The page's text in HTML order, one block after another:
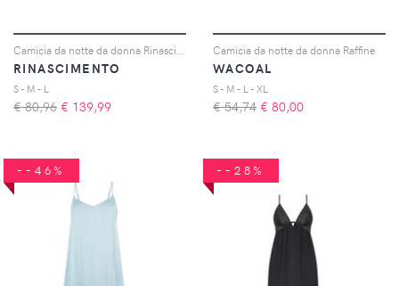
Camicia da notte da donna Rinascimento
RINASCIMENTO
S - M - L
€ 80,96 € 139,99
Camicia da notte da donna Raffine
WACOAL
S - M - L - XL
€ 54,74 € 80,00
--46% --28%